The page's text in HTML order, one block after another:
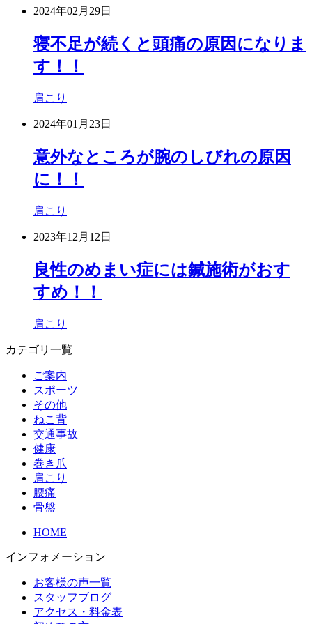
2024年02月29日
寝不足が続くと頭痛の原因になりま
す！！
肩こり
2024年01月23日
意外なところが腕のしびれの原因
に！！
肩こり
2023年12月12日
良性のめまい症には鍼施術がおす
すめ！！
肩こり
カテゴリ一覧
ご案内
スポーツ
その他
ねこ背
交通事故
健康
巻き爪
肩こり
腰痛
骨盤
HOME
インフォメーション
お客様の声一覧
スタッフブログ
アクセス・料金表